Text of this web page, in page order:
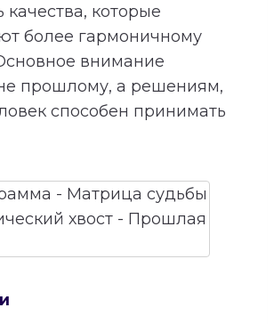
которые
более гармоничному
внимание
прошлому, а решениям,
способен принимать